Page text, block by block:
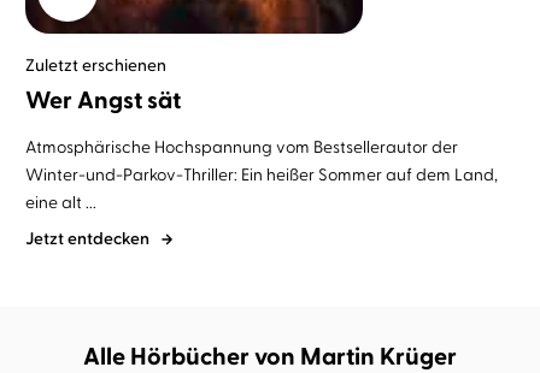
Zuletzt erschienen
Wer Angst sät
Atmosphärische Hochspannung vom Bestsellerautor der
Winter-und-Parkov-Thriller: Ein heißer Sommer auf dem Land,
eine alt ...
Jetzt entdecken
Alle Hörbücher von Martin Krüger